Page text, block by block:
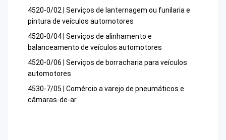
4520-0/02 | Serviços de lanternagem ou funilaria e
pintura de veículos automotores
4520-0/04 | Serviços de alinhamento e
balanceamento de veículos automotores
4520-0/06 | Serviços de borracharia para veículos
automotores
4530-7/05 | Comércio a varejo de pneumáticos e
câmaras-de-ar